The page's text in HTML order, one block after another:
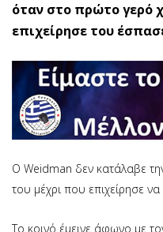
όταν στο πρώτο γερό
επιχείρησε του
Ο Weidman δεν κατάλαβε
του μέχρι που επιχείρησε
Το κοινό έμεινε άφωνο με